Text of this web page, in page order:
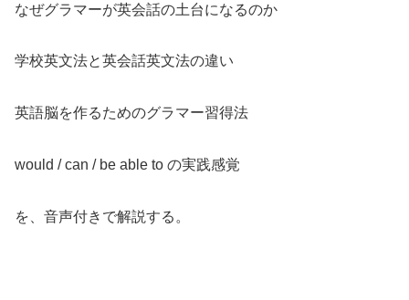
なぜグラマーが英会話の土台になるのか
学校英文法と英会話英文法の違い
英語脳を作るためのグラマー習得法
would / can / be able to の実践感覚
を、音声付きで解説する。